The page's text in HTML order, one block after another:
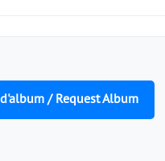
/ Request Album